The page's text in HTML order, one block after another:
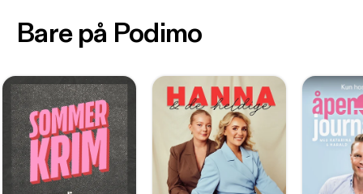
Bare på Podimo